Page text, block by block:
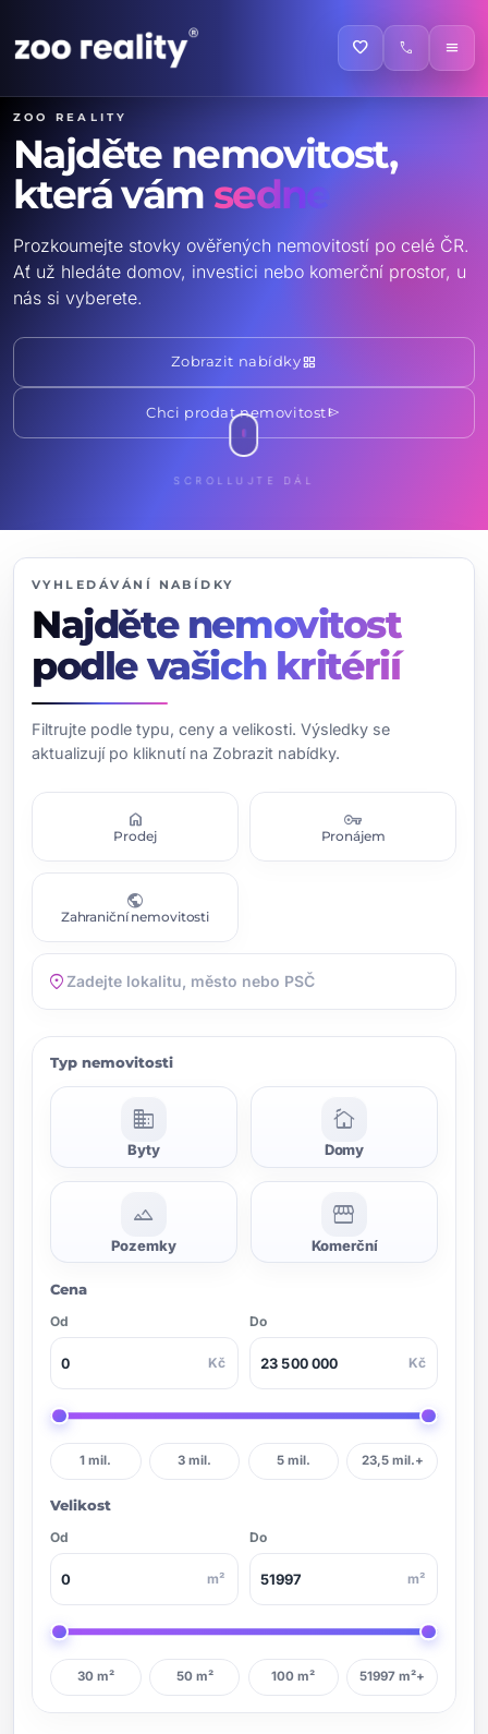
favorite call menu
ZOO reality
Najděte nemovitost,
která vám sedne
Prozkoumejte stovky ověřených nemovitostí po celé ČR.
Ať už hledáte domov, investici nebo komerční prostor, u
nás si vyberete.
Zobrazit nabídkygrid_view
Chci prodat nemovitostsend
SCROLLUJTE DÁL
VYHLEDÁVÁNÍ NABÍDKY
Najděte nemovitost
podle vašich kritérií
Filtrujte podle typu, ceny a velikosti. Výsledky se
aktualizují po kliknutí na Zobrazit nabídky.
home
Prodej
vpn_key
Pronájem
public
Zahraniční nemovitosti
location_on
Typ nemovitosti
domain
Byty
cottage
Domy
landscape
Pozemky
storefront
Komerční
Cena
Od
Kč
Do
Kč
1 mil. 3 mil. 5 mil. 23,5 mil.+
Velikost
Od
m²
Do
m²
30 m² 50 m² 100 m² 51997 m²+